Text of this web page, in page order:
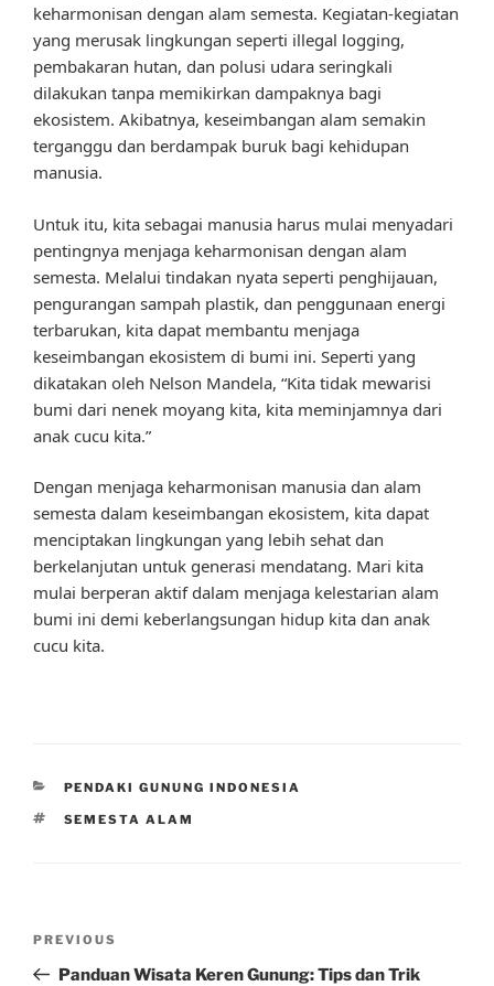
keharmonisan dengan alam semesta. Kegiatan-kegiatan
yang merusak lingkungan seperti illegal logging,
pembakaran hutan, dan polusi udara seringkali
dilakukan tanpa memikirkan dampaknya bagi
ekosistem. Akibatnya, keseimbangan alam semakin
terganggu dan berdampak buruk bagi kehidupan
manusia.
Untuk itu, kita sebagai manusia harus mulai menyadari
pentingnya menjaga keharmonisan dengan alam
semesta. Melalui tindakan nyata seperti penghijauan,
pengurangan sampah plastik, dan penggunaan energi
terbarukan, kita dapat membantu menjaga
keseimbangan ekosistem di bumi ini. Seperti yang
dikatakan oleh Nelson Mandela, “Kita tidak mewarisi
bumi dari nenek moyang kita, kita meminjamnya dari
anak cucu kita.”
Dengan menjaga keharmonisan manusia dan alam
semesta dalam keseimbangan ekosistem, kita dapat
menciptakan lingkungan yang lebih sehat dan
berkelanjutan untuk generasi mendatang. Mari kita
mulai berperan aktif dalam menjaga kelestarian alam
bumi ini demi keberlangsungan hidup kita dan anak
cucu kita.
CATEGORIES
PENDAKI GUNUNG INDONESIA
TAGS
SEMESTA ALAM
Previous
Post
PREVIOUS
Panduan Wisata Keren Gunung: Tips dan Trik